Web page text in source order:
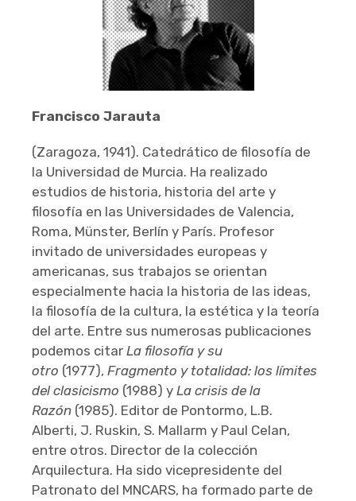
Francisco Jarauta
(Zaragoza, 1941). Catedrático de filosofía de
la Universidad de Murcia. Ha realizado
estudios de historia, historia del arte y
filosofía en las Universidades de Valencia,
Roma, Münster, Berlín y París. Profesor
invitado de universidades europeas y
americanas, sus trabajos se orientan
especialmente hacia la historia de las ideas,
la filosofía de la cultura, la estética y la teoría
del arte. Entre sus numerosas publicaciones
podemos citar La filosofía y su
otro (1977), Fragmento y totalidad: los límites
del clasicismo (1988) y La crisis de la
Razón (1985). Editor de Pontormo, L.B.
Alberti, J. Ruskin, S. Mallarm y Paul Celan,
entre otros. Director de la colección
Arquilectura. Ha sido vicepresidente del
Patronato del MNCARS, ha formado parte de